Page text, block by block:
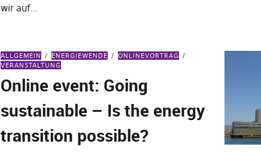
wir auf…
ALLGEMEIN ENERGIEWENDE
ONLINEVORTRAG
VERANSTALTUNG
Online event: Going
sustainable – Is the energy
transition possible?